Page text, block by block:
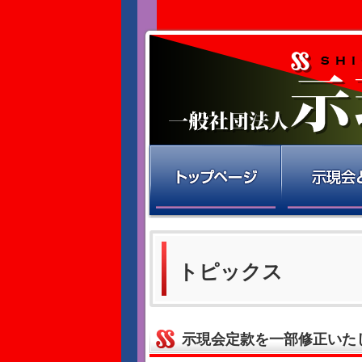
トピックス
示現会定款を一部修正いた